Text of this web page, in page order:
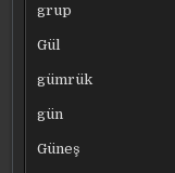
grup
Gül
gümrük
gün
Güneş